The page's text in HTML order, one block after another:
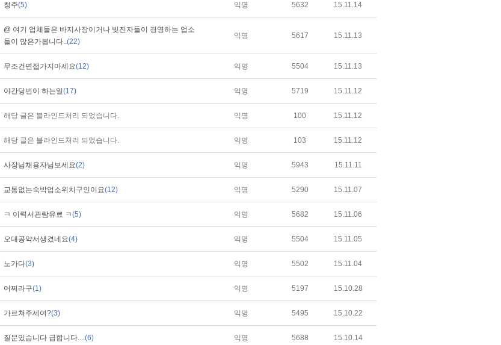
청주(5) 익명 5632 15.11.14
@ 여기 업체들은 바지사장이거나 빚진자들이 경영하는 업소
들이 많은가봅니다..(22)
익명 5617 15.11.13
무조건면접가지마세요(12) 익명 5504 15.11.13
야간당번이 하는일(17) 익명 5719 15.11.12
해당 글은 블라인드처리 되었습니다. 익명 100 15.11.12
해당 글은 블라인드처리 되었습니다. 익명 103 15.11.12
사장님채용자님보세요(2) 익명 5943 15.11.11
교통없는숙박업소위치구인이요(12) 익명 5290 15.11.07
ㅋ 이력서관람유료 ㅋ(5) 익명 5682 15.11.06
오대공약서생겼네요(4) 익명 5504 15.11.05
노가다(3) 익명 5502 15.11.04
어쩌라구(1) 익명 5197 15.10.28
가르쳐주세여?(3) 익명 5495 15.10.22
질문있습니다 급합니다....(6) 익명 5688 15.10.14